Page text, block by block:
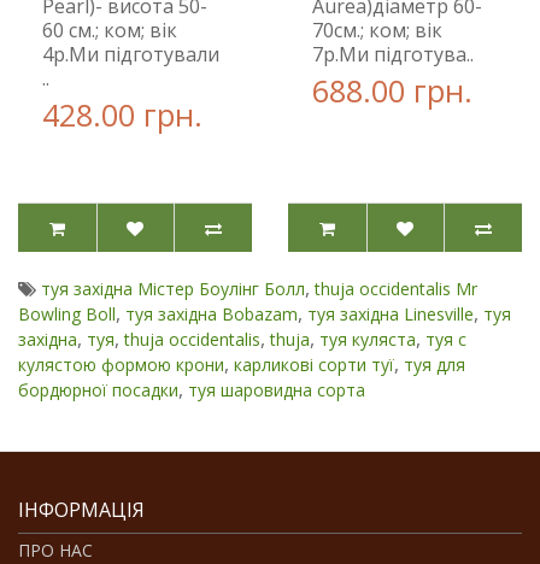
Pearl)- висота 50-
60 см.; ком; вік
4р.Ми підготували
..
428.00 грн.
Aurea)діаметр 60-
70см.; ком; вік
7р.Ми підготува..
688.00 грн.
туя західна Містер Боулінг Болл,thuja occidentalis Mr
Bowling Boll, туя західна Bobazam, туя західна Linesville, туя
західна, туя,thuja occidentalis,thuja, туя куляста, туя с
кулястою формою крони, карликові сорти туї, туя для
бордюрної посадки, туя шаровидна сорта
ІНФОРМАЦІЯ
ПРО НАС